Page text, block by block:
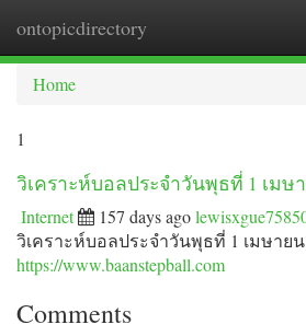
ontopicdirectory
Home
1
วิเคราะห์บอลประจำวันพุธที่ 1 เมษ
Internet 157 days ago
วิเคราะห์บอลประจำวันพุธที่ 1 เมษายน
https://www.baanstepball.com
Comments